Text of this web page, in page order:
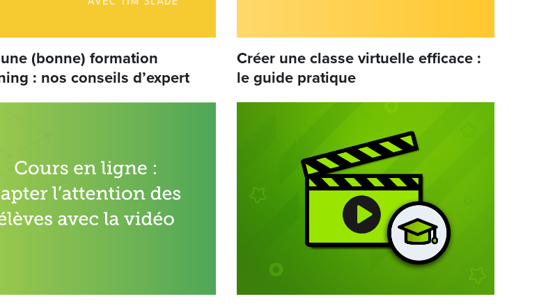
(bonne) formation
: nos conseils d’expert
Créer une classe virtuelle efficace :
le guide pratique